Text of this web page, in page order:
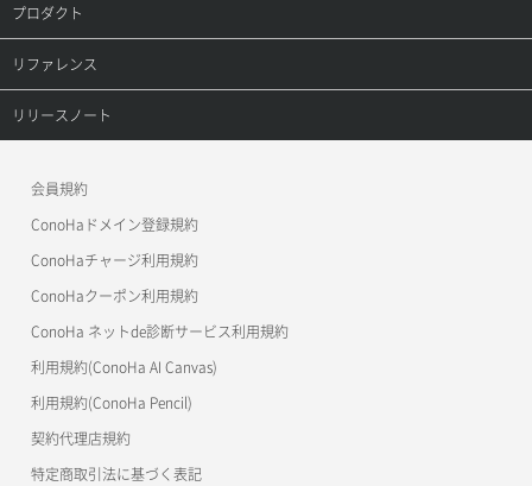
サーバープラン一覧取得
サーバープラン変更
サーバープラン詳細一覧取得
サーバープラン詳細取得
サーバーメタデータ取得
サーバーメタデータ更新（ネームタグ変更）
サーバー一覧取得
サーバー作成
サーバー再構築（OS再インストール）
ネットワーク一覧取得
ネットワーク作成（ローカルネットワーク用）
ネットワーク削除（ローカルネットワーク用）
ネットワーク詳細取得
ポート一覧取得
ポート作成（ローカルネットワーク用）
メンバー更新
メンバー詳細取得
メンバー追加
リスナー作成
リスナー削除
リスナー更新
リスナー詳細取得
オブジェクト詳細取得
コンテナ一覧取得
コンテナ作成
コンテナ削除
ラージオブジェクトアップロード(DLO)
一時的Web公開
レコード詳細取得
プロダクト
プロダクトトップ
ConoHa VPS(Ver.3.0)
ConoHa for GAME
リファレンス
リファレンストップ
OpenStack CLI
Terraform
s3cmd
公開API(ConoHa VPS Ver.2.0)
リリースノート
会員規約
ConoHaドメイン登録規約
ConoHaチャージ利用規約
ConoHaクーポン利用規約
ConoHa ネットde診断サービス利用規約
利用規約(ConoHa AI Canvas)
利用規約(ConoHa Pencil)
契約代理店規約
特定商取引法に基づく表記